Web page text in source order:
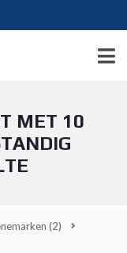
MET 10
(2)